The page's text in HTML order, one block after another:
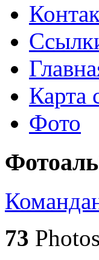
Карта
Фото
73 Photos